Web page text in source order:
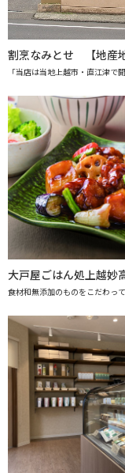
「当店は当地上越市・直江津で
大戸屋ごはん処上越妙
食材和無添加のものをこだわっ